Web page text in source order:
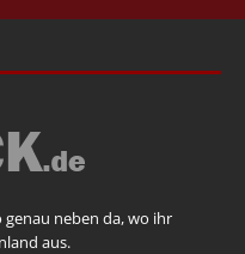
genau neben da, wo ihr
aus.